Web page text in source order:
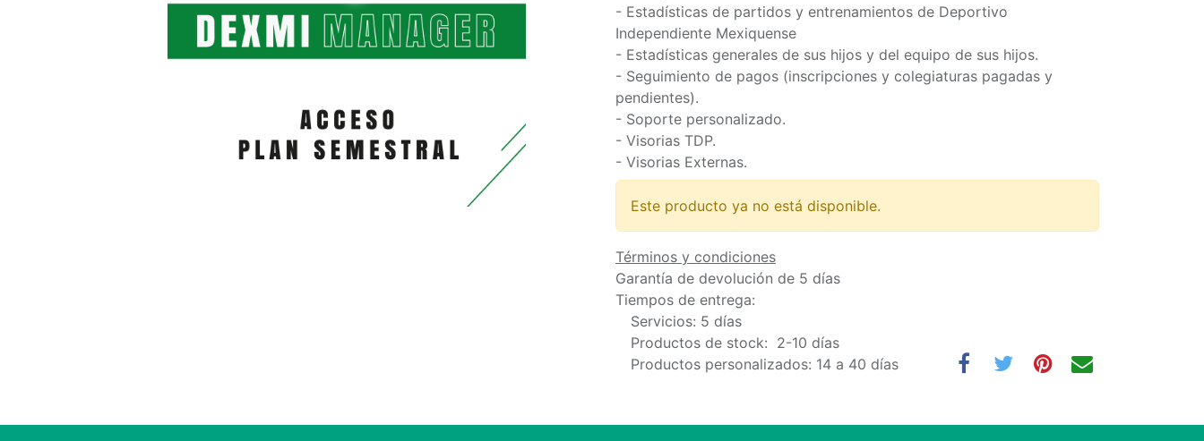
- Estadísticas de partidos y entrenamientos de Deportivo
Independiente Mexiquense
- Estadísticas generales de sus hijos y del equipo de sus hijos.
- Seguimiento de pagos (inscripciones y colegiaturas pagadas y
pendientes).
- Soporte personalizado.
- Visorias TDP.
- Visorias Externas.
Este producto ya no está disponible.
Términos y condiciones
Garantía de devolución de 5 días
Tiempos de entrega:
​Servicios: 5 días
​Productos de stock: 2-10 días
​Productos personalizados: 14 a 40 días